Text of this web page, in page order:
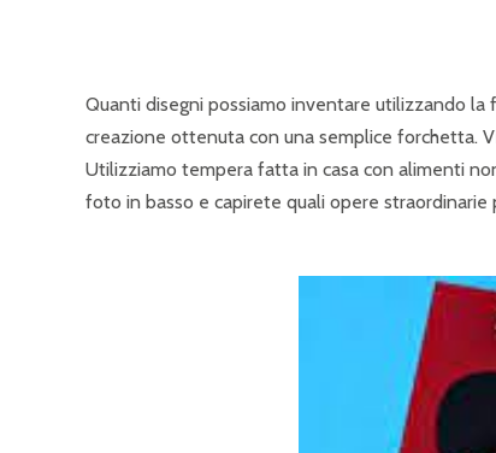
Quanti disegni possiamo inventare utilizzando
creazione ottenuta con una semplice forchetta.
Utilizziamo tempera fatta in casa con alimenti
foto in basso e capirete quali opere